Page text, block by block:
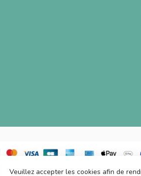
© Copyright
Veuillez accepter les cookies afin de